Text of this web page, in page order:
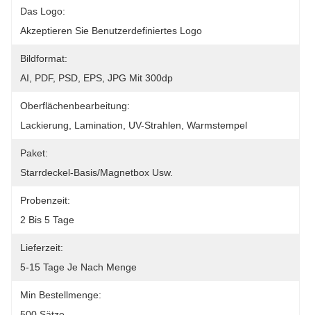
Das Logo:
Akzeptieren Sie Benutzerdefiniertes Logo
Bildformat:
AI, PDF, PSD, EPS, JPG Mit 300dp
Oberflächenbearbeitung:
Lackierung, Lamination, UV-Strahlen, Warmstempel
Paket:
Starrdeckel-Basis/Magnetbox Usw.
Probenzeit:
2 Bis 5 Tage
Lieferzeit:
5-15 Tage Je Nach Menge
Min Bestellmenge: